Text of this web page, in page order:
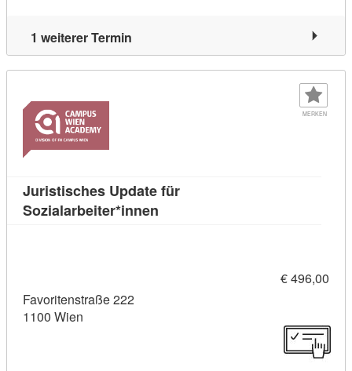
1 weiterer Termin
MERKEN
Juristisches Update für
Sozialarbeiter*innen
€ 496,00
Favoritenstraße 222
1100 Wien